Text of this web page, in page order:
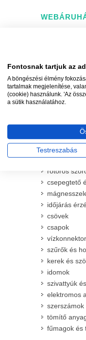
spray
preciziós
rotátoros
állítható
fejekhez
rotoros
csepegtető
időjárás
csövek
csapok
szűrők és
kerek és
idomok
szivattyúk
elektromos
szerszámok
tömítő
fűmagok és
Fontosnak tartjuk az
A böngészési élmény
tartalmak megjelenítése,
(cookie) használunk. 'Az
a sütik használatához.
Testreszabás